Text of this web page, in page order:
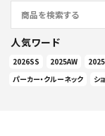
人気ワード
2026SS 2025AW
パーカー・クルーネック
シ